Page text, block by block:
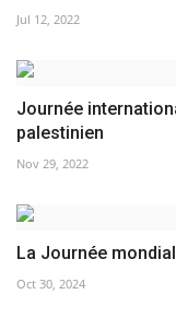
French
Jul 12, 2022
Journée
palestinien
Nov 29, 2022
La Journée
Oct 30, 2024